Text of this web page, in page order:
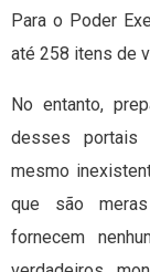
Para o Poder
até 258 itens de
No entanto,
desses portais
mesmo
que são
fornecem